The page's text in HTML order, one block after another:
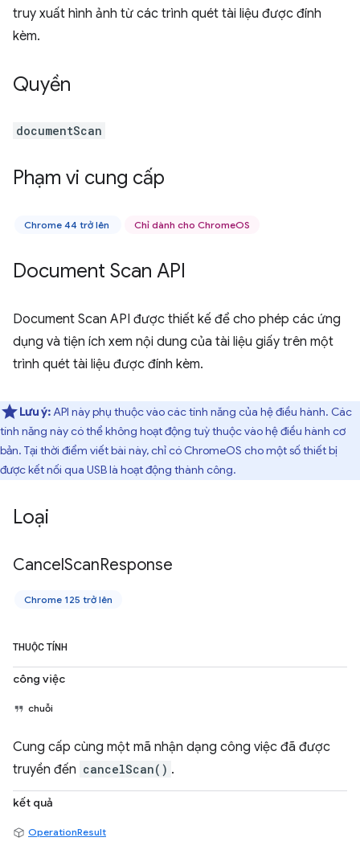
truy xuất hình ảnh từ các trình quét tài liệu được đính
kèm.
Quyền
documentScan
Phạm vi cung cấp
Chrome 44 trở lên Chỉ dành cho ChromeOS
Document Scan API
Document Scan API được thiết kế để cho phép các ứng
dụng và tiện ích xem nội dung của tài liệu giấy trên một
trình quét tài liệu được đính kèm.
Lưu ý:API này phụ thuộc vào các tính năng của hệ điều hành. Các
tính năng này có thể không hoạt động tuỳ thuộc vào hệ điều hành cơ
bản. Tại thời điểm viết bài này, chỉ có ChromeOS cho một số thiết bị
được kết nối qua USB là hoạt động thành công.
Loại
CancelScanResponse
Chrome 125 trở lên
THUỘC TÍNH
công việc
chuỗi
Cung cấp cùng một mã nhận dạng công việc đã được
truyền đến cancelScan() .
kết quả
OperationResult